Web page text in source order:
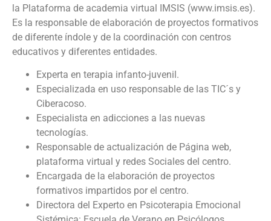
la Plataforma de academia virtual IMSIS (www.imsis.es).
Es la responsable de elaboración de proyectos formativos
de diferente índole y de la coordinación con centros
educativos y diferentes entidades.
Experta en terapia infanto-juvenil.
Especializada en uso responsable de las TIC´s y
Ciberacoso.
Especialista en adicciones a las nuevas
tecnologías.
Responsable de actualización de Página web,
plataforma virtual y redes Sociales del centro.
Encargada de la elaboración de proyectos
formativos impartidos por el centro.
Directora del Experto en Psicoterapia Emocional